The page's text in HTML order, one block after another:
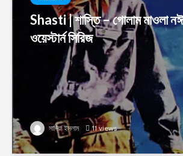
Shasti | শাস্তি – গোলাম মাওলা
ওয়েস্টার্ন সিরিজ
সাদিয়া ইসলাম 11 views